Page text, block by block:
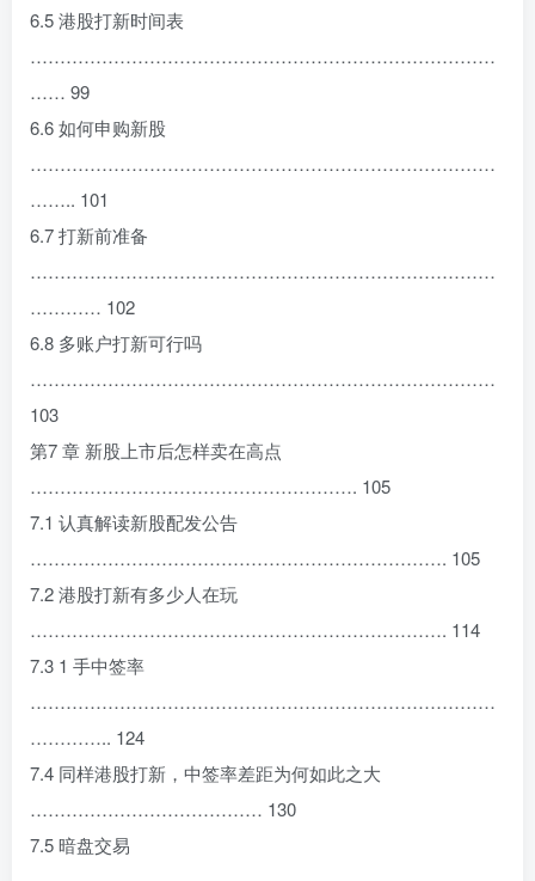
6.5 港股打新时间表
……………………………………………………………………
…… 99
6.6 如何申购新股
……………………………………………………………………
…….. 101
6.7 打新前准备
……………………………………………………………………
………… 102
6.8 多账户打新可行吗
……………………………………………………………………
103
第7 章 新股上市后怎样卖在高点
………………………………………………. 105
7.1 认真解读新股配发公告
……………………………………………………………. 105
7.2 港股打新有多少人在玩
……………………………………………………………. 114
7.3 1 手中签率
……………………………………………………………………
………….. 124
7.4 同样港股打新，中签率差距为何如此之大
………………………………… 130
7.5 暗盘交易